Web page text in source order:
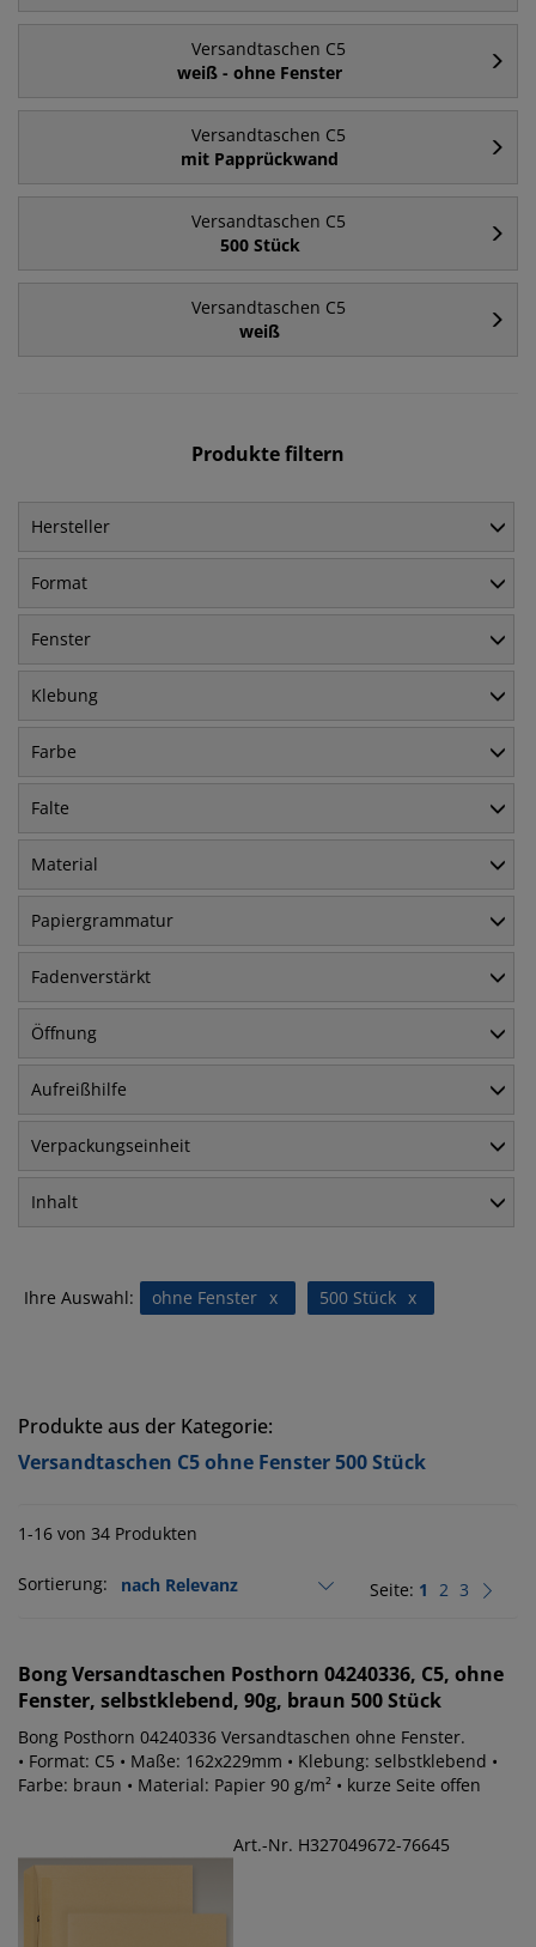
Versandtaschen C5
weiß - ohne Fenster
Versandtaschen C5
mit Papprückwand
Versandtaschen C5
500 Stück
Versandtaschen C5
weiß
Produkte filtern
Hersteller
Format
Fenster
Klebung
Farbe
Falte
Material
Papiergrammatur
Fadenverstärkt
Öffnung
Aufreißhilfe
Verpackungseinheit
Inhalt
Ihre Auswahl: x
ohne Fenster x
500 Stück
Produkte aus der Kategorie:
Versandtaschen C5 ohne Fenster 500 Stück
1-16 von 34 Produkten
Sortierung: Seite: 1 2 3
BongVersandtaschen Posthorn 04240336, C5, ohne
Fenster, selbstklebend, 90g, braun 500 Stück
Bong Posthorn 04240336 Versandtaschen ohne Fenster.
• Format: C5 • Maße: 162x229mm • Klebung: selbstklebend •
Farbe: braun • Material: Papier 90 g/m² • kurze Seite offen
Art.-Nr. H327049672-76645